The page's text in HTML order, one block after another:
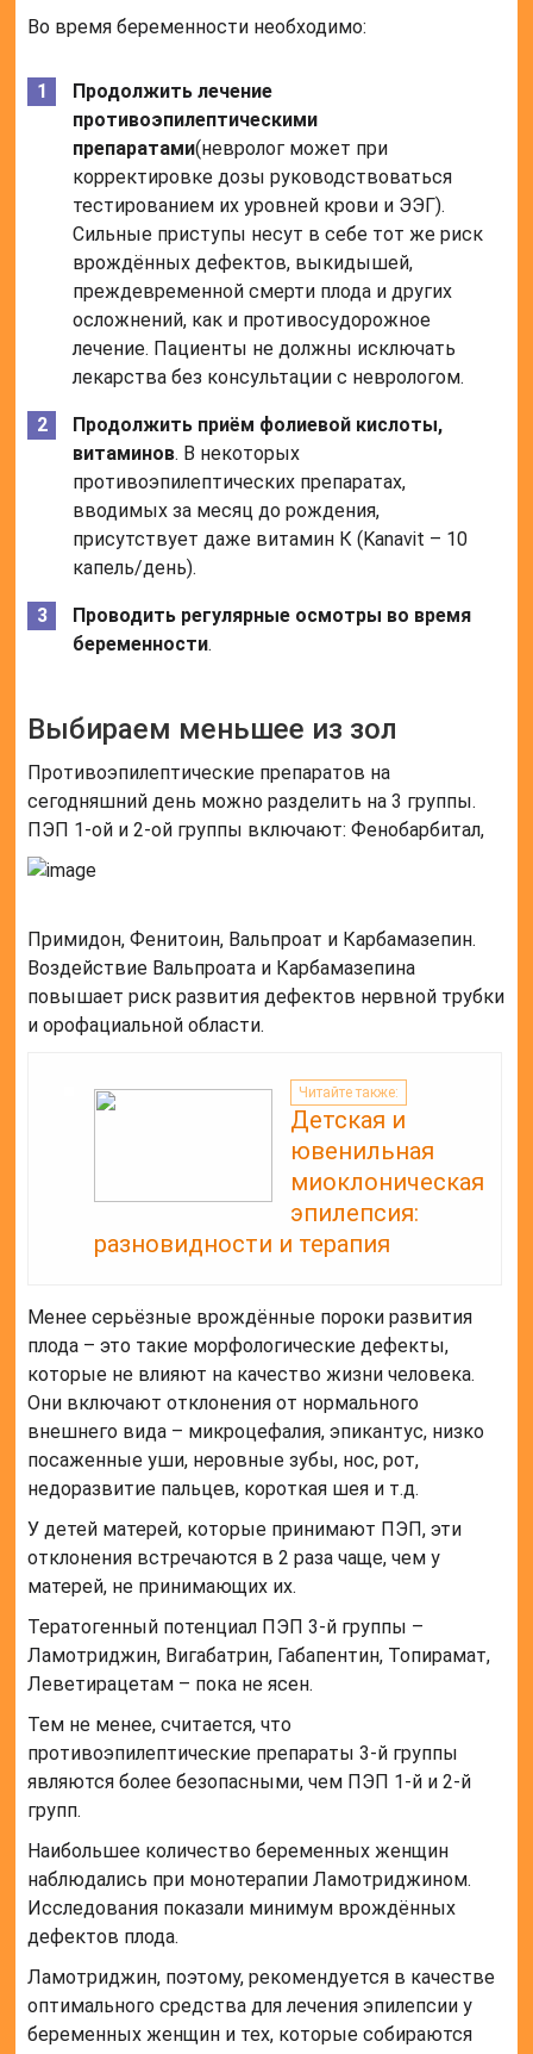
Во время беременности необходимо:
Продолжить лечение
противоэпилептическими
препаратами(невролог может при
корректировке дозы руководствоваться
тестированием их уровней крови и ЭЭГ).
Сильные приступы несут в себе тот же риск
врождённых дефектов, выкидышей,
преждевременной смерти плода и других
осложнений, как и противосудорожное
лечение. Пациенты не должны исключать
лекарства без консультации с неврологом.
Продолжить приём фолиевой кислоты,
витаминов. В некоторых
противоэпилептических препаратах,
вводимых за месяц до рождения,
присутствует даже витамин К (Kanavit – 10
капель/день).
Проводить регулярные осмотры во время
беременности.
Выбираем меньшее из зол
Противоэпилептические препаратов на
сегодняшний день можно разделить на 3 группы.
ПЭП 1-ой и 2-ой группы включают: Фенобарбитал,
Примидон, Фенитоин, Вальпроат и Карбамазепин.
Воздействие Вальпроата и Карбамазепина
повышает риск развития дефектов нервной трубки
и орофациальной области.
Читайте также:
Детская и
ювенильная
миоклоническая
эпилепсия:
разновидности и терапия
Менее серьёзные врождённые пороки развития
плода – это такие морфологические дефекты,
которые не влияют на качество жизни человека.
Они включают отклонения от нормального
внешнего вида – микроцефалия, эпикантус, низко
посаженные уши, неровные зубы, нос, рот,
недоразвитие пальцев, короткая шея и т.д.
У детей матерей, которые принимают ПЭП, эти
отклонения встречаются в 2 раза чаще, чем у
матерей, не принимающих их.
Тератогенный потенциал ПЭП 3-й группы –
Ламотриджин, Вигабатрин, Габапентин, Топирамат,
Леветирацетам – пока не ясен.
Тем не менее, считается, что
противоэпилептические препараты 3-й группы
являются более безопасными, чем ПЭП 1-й и 2-й
групп.
Наибольшее количество беременных женщин
наблюдались при монотерапии Ламотриджином.
Исследования показали минимум врождённых
дефектов плода.
Ламотриджин, поэтому, рекомендуется в качестве
оптимального средства для лечения эпилепсии у
беременных женщин и тех, которые собираются